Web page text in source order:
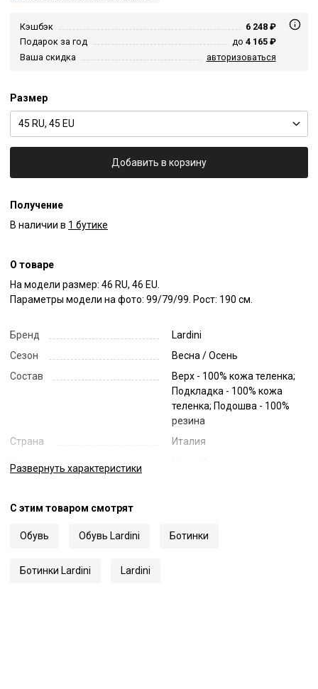
Кэшбэк
6 248 ₽
Подарок за год
до 4 165 ₽
Ваша скидка
авторизоваться
Размер
45 RU, 45 EU
Добавить в корзину
Получение
В наличии в 1 бутике
О товаре
На модели размер: 46 RU, 46 EU.
Параметры модели на фото: 99/79/99. Рост: 190 см.
Бренд
Lardini
Сезон
Весна / Осень
Состав
Верх - 100% кожа теленка;
Подкладка - 100% кожа
теленка; Подошва - 100%
резина
Страна
Италия
Цвет
Артикул
Развернуть характеристики
С этим товаром смотрят
Обувь Обувь Lardini Ботинки
Ботинки Lardini Lardini